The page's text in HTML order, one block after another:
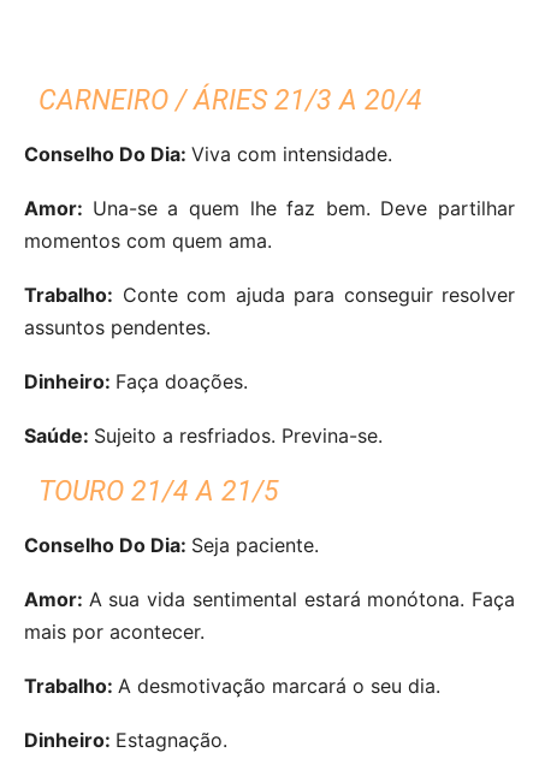
CARNEIRO / ÁRIES 21/3 A 20/4
Conselho Do Dia: Viva com intensidade.
Amor: Una-se a quem lhe faz bem. Deve partilhar
momentos com quem ama.
Trabalho: Conte com ajuda para conseguir resolver
assuntos pendentes.
Dinheiro: Faça doações.
Saúde: Sujeito a resfriados. Previna-se.
TOURO 21/4 A 21/5
Conselho Do Dia: Seja paciente.
Amor: A sua vida sentimental estará monótona. Faça
mais por acontecer.
Trabalho: A desmotivação marcará o seu dia.
Dinheiro: Estagnação.